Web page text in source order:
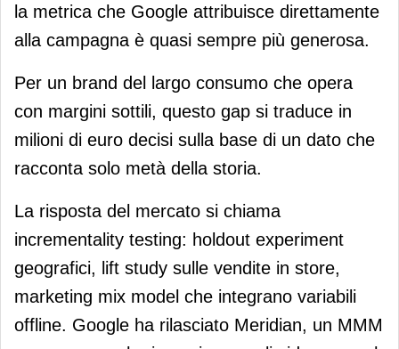
la metrica che Google attribuisce direttamente
alla campagna è quasi sempre più generosa.
Per un brand del largo consumo che opera
con margini sottili, questo gap si traduce in
milioni di euro decisi sulla base di un dato che
racconta solo metà della storia.
La risposta del mercato si chiama
incrementality testing: holdout experiment
geografici, lift study sulle vendite in store,
marketing mix model che integrano variabili
offline. Google ha rilasciato Meridian, un MMM